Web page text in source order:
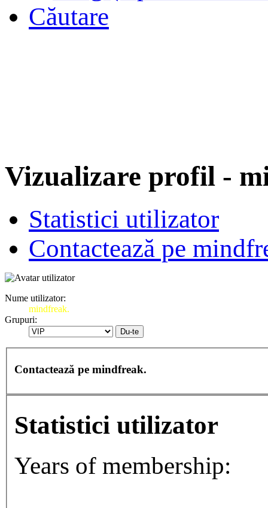
Căutare
Vizualizare profil -
Statistici utilizator
Contactează pe
Nume utilizator:
mindfreak.
Grupuri:
Contactează pe mindfreak.
Statistici utilizator
Years of membership: